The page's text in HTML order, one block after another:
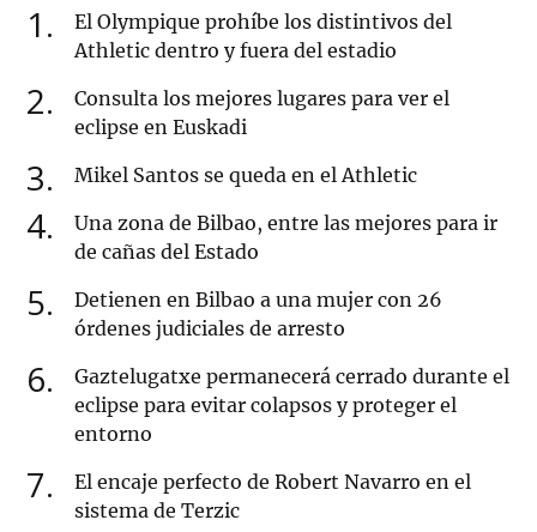
1
El Olympique prohíbe los distintivos del
Athletic dentro y fuera del estadio
2
Consulta los mejores lugares para ver el
eclipse en Euskadi
3 Mikel Santos se queda en el Athletic
4
Una zona de Bilbao, entre las mejores para ir
de cañas del Estado
5
Detienen en Bilbao a una mujer con 26
órdenes judiciales de arresto
6
Gaztelugatxe permanecerá cerrado durante el
eclipse para evitar colapsos y proteger el
entorno
7
El encaje perfecto de Robert Navarro en el
sistema de Terzic